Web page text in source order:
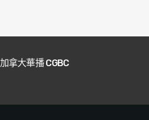
加拿大華播 CGBC